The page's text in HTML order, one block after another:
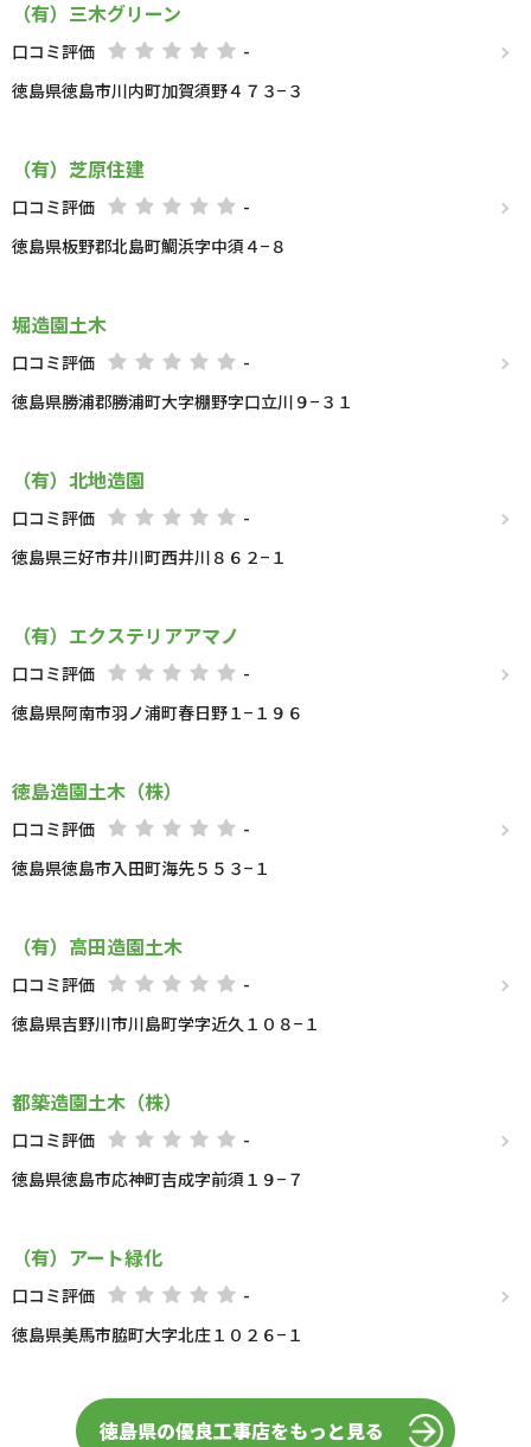
（有）三木グリーン
口コミ評価
-
徳島県徳島市川内町加賀須野４７３−３
（有）芝原住建
口コミ評価
-
徳島県板野郡北島町鯛浜字中須４−８
堀造園土木
口コミ評価
-
徳島県勝浦郡勝浦町大字棚野字口立川９−３１
（有）北地造園
口コミ評価
-
徳島県三好市井川町西井川８６２−１
（有）エクステリアアマノ
口コミ評価
-
徳島県阿南市羽ノ浦町春日野１−１９６
徳島造園土木（株）
口コミ評価
-
徳島県徳島市入田町海先５５３−１
（有）高田造園土木
口コミ評価
-
徳島県吉野川市川島町学字近久１０８−１
都築造園土木（株）
口コミ評価
-
徳島県徳島市応神町吉成字前須１９−７
（有）アート緑化
口コミ評価
-
徳島県美馬市脇町大字北庄１０２６−１
徳島県の優良工事店をもっと見る